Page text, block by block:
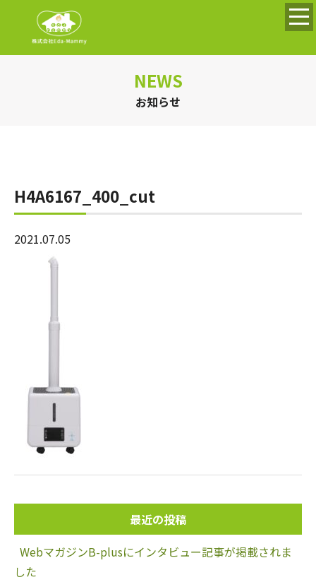
NEWS
お知らせ
H4A6167_400_cut
2021.07.05
最近の投稿
WebマガジンB-plusにインタビュー記事が掲載されま
した